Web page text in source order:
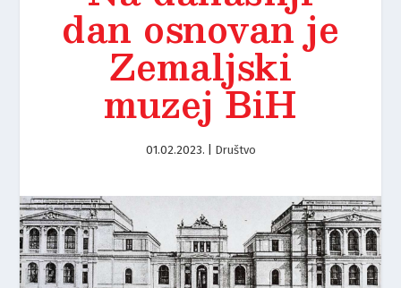
dan osnovan je
Zemaljski
muzej BiH
01.02.2023. Društvo